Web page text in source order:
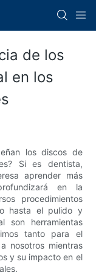
de los
en los
los discos de
Si es dentista,
aprender más
en la
procedimientos
hasta el pulido y
son herramientas
tanto para el
nosotros mientras
y su impacto en el